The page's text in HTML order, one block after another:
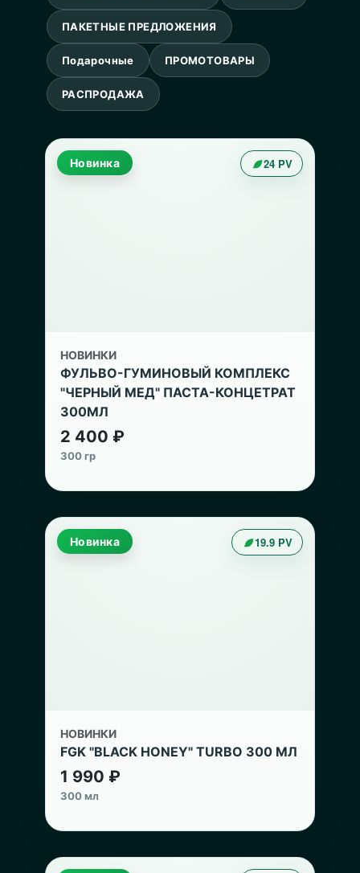
ПАКЕТНЫЕ ПРЕДЛОЖЕНИЯ
Подарочные ПРОМОТОВАРЫ
РАСПРОДАЖА
Новинка 24 PV
НОВИНКИ
ФУЛЬВО-ГУМИНОВЫЙ КОМПЛЕКС
"ЧЕРНЫЙ МЕД" ПАСТА-КОНЦЕТРАТ
300МЛ
2 400 ₽
300 гр
Новинка 19.9 PV
НОВИНКИ
FGK "BLACK HONEY" TURBO 300 МЛ
1 990 ₽
300 мл